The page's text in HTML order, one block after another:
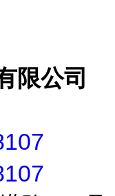
限公司